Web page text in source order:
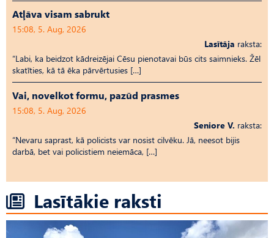
Atļāva visam sabrukt
15:08, 5. Aug, 2026
Lasītāja raksta:
“Labi, ka beidzot kādreizējai Cēsu pienotavai būs cits saimnieks. Žēl
skatīties, kā tā ēka pārvērtusies […]
Vai, novelkot formu, pazūd prasmes
15:08, 5. Aug, 2026
Seniore V. raksta:
“Nevaru saprast, kā policists var nosist cilvēku. Jā, neesot bijis
darbā, bet vai policistiem neiemāca, […]
Lasītākie raksti